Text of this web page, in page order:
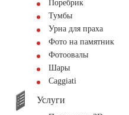
Поребрик
Тумбы
Урна для праха
Фото на памятник
Фотоовалы
Шары
Сaggiati
Услуги